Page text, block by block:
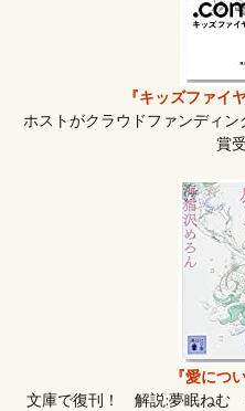
『キッズファイ
ホストがクラウドファンディ
賞
『愛につ
文庫で復刊！ 解説:夢眠ねむ